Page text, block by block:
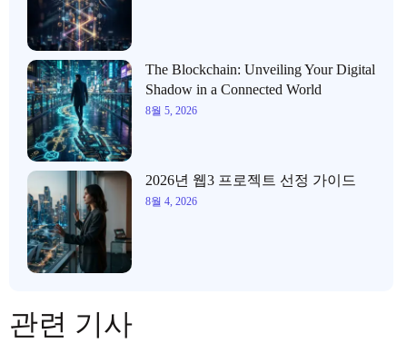
The Blockchain: Unveiling Your Digital
Shadow in a Connected World
8월 5, 2026
2026년 웹3 프로젝트 선정 가이드
8월 4, 2026
관련 기사